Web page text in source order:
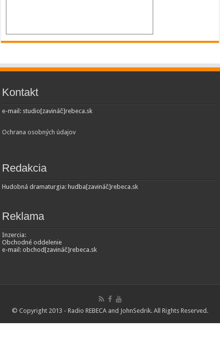
Kontakt
e-mail: studio[zavináč]rebeca.sk
Ochrana osobných údajov
Redakcia
Hudobná dramaturgia: hudba[zavináč]rebeca.sk
Reklama
Inzercia:
Obchodné oddelenie
e-mail: obchod[zavináč]rebeca.sk
© Copyright 2013 - Radio REBECA and JohnSedrik. All Rights Reserved.